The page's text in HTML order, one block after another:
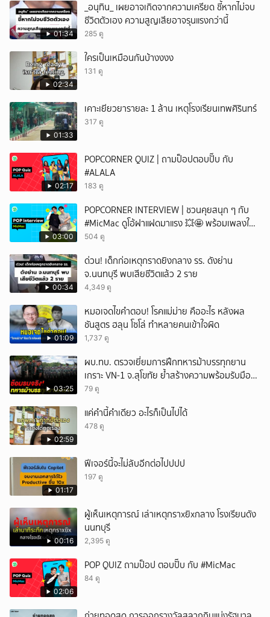
01:34
_อนุทิน_ เผยอาจเกิดจากความเครียด ชี้หากไม่จบ
ชีวิตตัวเอง ความสูญเสียอาจรุนแรงกว่านี้
285 ดู
02:34
ใครเป็นเหมือนกันบ้างงงง
131 ดู
01:33
เคาะเยียวยารายละ 1 ล้าน เหตุโรงเรียนเทพศิรินทร์
317 ดู
02:17
POPCORNER QUIZ | ถามป็อปตอบปั๊บ กับ
#ALALA
183 ดู
03:00
POPCORNER INTERVIEW | ชวนคุยสนุก ๆ กับ
#MicMac ดูโอ้ฝาแฝดมาแรง 💥🤩 พร้อมเพลงใหม่
สุดเพราะ 'WORKING U' ✨
504 ดู
00:34
ด่วน! เด็กก่อเหตุกราดยิงกลาง รร. ดังย่าน
จ.นนทบุรี พบเสียชีวิตแล้ว 2 ราย
4,349 ดู
01:09
หมอเจดไขคำตอบ! โรคแม่ม่าย คืออะไร หลังผล
ชันสูตร ฮลุน โซโล่ ทำหลายคนเข้าใจผิด
1,737 ดู
03:25
ผบ.ทบ. ตรวจเยี่ยมการฝึกทหารม้าบรรทุกยาน
เกราะ VN-1 จ.สุโขทัย ย้ำสร้างความพร้อมรับมือ
ทุกสถานการณ์
79 ดู
02:59
แค่คำนี้คำเดียว อะไรก็เป็นไปได้
478 ดู
01:17
ฟีเจอร์นี้จะไม่ลับอีกต่อไปปปป
197 ดู
00:16
ผู้เห็นเหตุการณ์ เล่าเหตุกราxยิxกลาง โรงเรียนดัง
นนทบุรี
2,395 ดู
02:06
POP QUIZ ถามป็อป ตอบปั๊บ กับ #MicMac
84 ดู